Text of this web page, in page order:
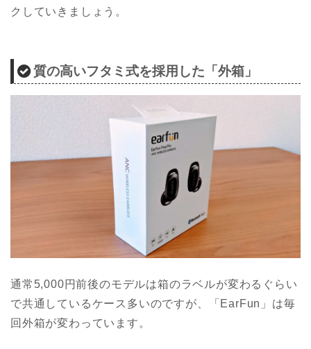
クしていきましょう。
質の高いフタミ式を採用した「外箱」
通常5,000円前後のモデルは箱のラベルが変わるぐらい
で共通しているケース多いのですが、「EarFun」は毎
回外箱が変わっています。